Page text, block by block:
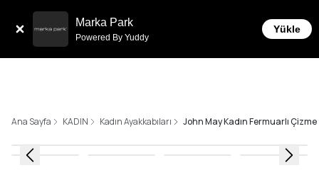
Marka Park
Powered By Yuddy
Yükle
İmkanı!
Ana Sayfa KADIN Kadın Ayakkabıları John May Kadın Fermuarlı Çizme